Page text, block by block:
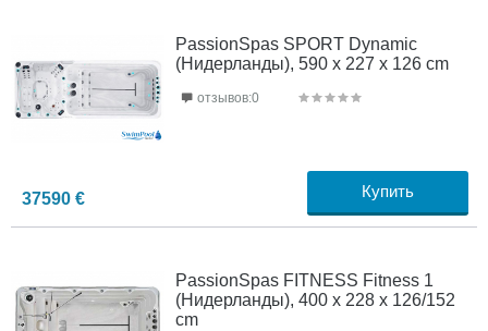
PassionSpas SPORT Dynamic
(Нидерланды), 590 x 227 x 126 cm
37590 € Купить
отзывов:0
PassionSpas FITNESS Fitness 1
(Нидерланды), 400 х 228 х 126/152
cm